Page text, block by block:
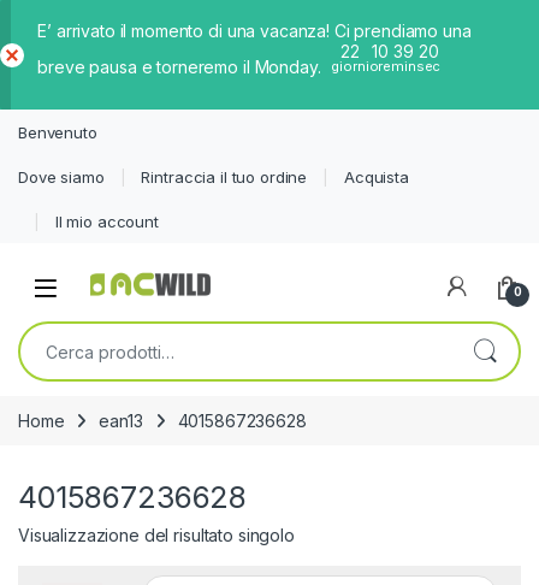
E’ arrivato il momento di una vacanza! Ci prendiamo una
breve pausa e torneremo il Monday.
22
giorni
10
ore
39
min
20
sec
iud
Benvenuto
Dove siamo Rintraccia il tuo ordine Acquista
Il mio account
0
Cerca:
Home ean13 4015867236628
4015867236628
Visualizzazione del risultato singolo